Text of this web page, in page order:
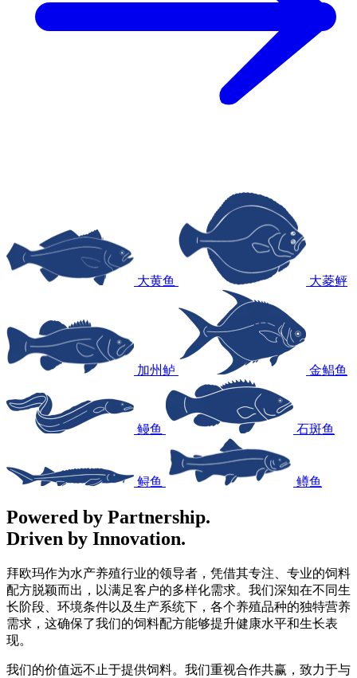
大黄鱼 大菱鲆
加州鲈 金鲳鱼
鳗鱼 石斑鱼
鲟鱼 鳟鱼
Powered by Partnership.
Driven by Innovation.
拜欧玛作为水产养殖行业的领导者，凭借其专注、专业的饲料
配方脱颖而出，以满足客户的多样化需求。我们深知在不同生
长阶段、环境条件以及生产系统下，各个养殖品种的独特营养
需求，这确保了我们的饲料配方能够提升健康水平和生长表
现。
我们的价值远不止于提供饲料。我们重视合作共赢，致力于与